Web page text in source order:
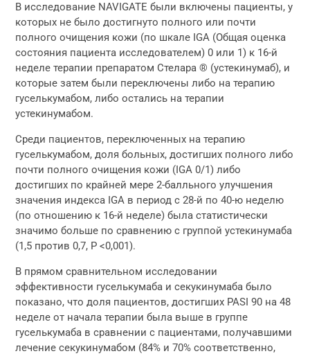
В исследование NAVIGATE были включены пациенты, у
которых не было достигнуто полного или почти
полного очищения кожи (по шкале IGA (Общая оценка
состояния пациента исследователем) 0 или 1) к 16-й
неделе терапии препаратом Стелара ® (устекинумаб), и
которые затем были переключены либо на терапию
гуселькумабом, либо остались на терапии
устекинумабом.
Среди пациентов, переключенных на терапию
гуселькумабом, доля больных, достигших полного либо
почти полного очищения кожи (IGA 0/1) либо
достигших по крайней мере 2-балльного улучшения
значения индекса IGA в период с 28-й по 40-ю неделю
(по отношению к 16-й неделе) была статистически
значимо больше по сравнению с группой устекинумаба
(1,5 против 0,7, P <0,001).
В прямом сравнительном исследовании
эффективности гуселькумаба и секукинумаба было
показано, что доля пациентов, достигших PASI 90 на 48
неделе от начала терапии была выше в группе
гуселькумаба в сравнении с пациентами, получавшими
лечение секукинумабом (84% и 70% соответственно,